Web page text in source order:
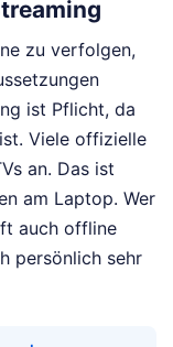
zu verfolgen,
ist Pflicht, da
Viele offizielle
an. Das ist
am Laptop. Wer
auch offline
persönlich sehr